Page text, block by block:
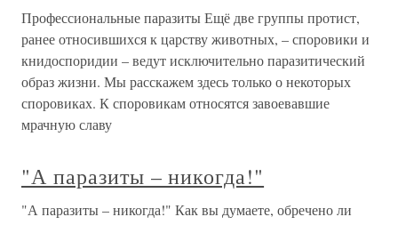
Профессиональные паразиты Ещё две группы протист,
ранее относившихся к царству животных, – споровики и
книдоспоридии – ведут исключительно паразитический
образ жизни. Мы расскажем здесь только о некоторых
споровиках. К споровикам относятся завоевавшие
мрачную славу
"А паразиты – никогда!"
"А паразиты – никогда!" Как вы думаете, обречено ли